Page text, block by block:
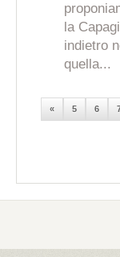
la
indietro
quella...
« 5 6